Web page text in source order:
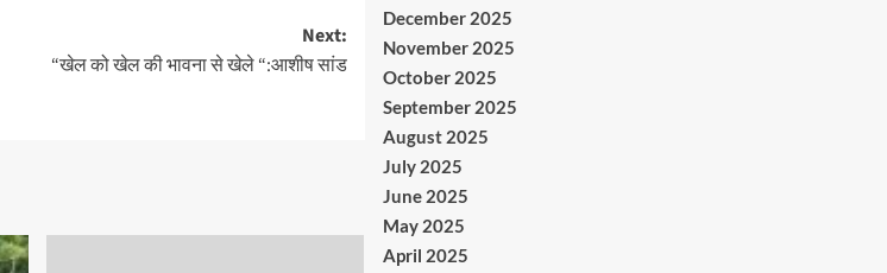
Next:
“खेल को खेल की भावना से खेले “:आशीष सांड
December 2025
November 2025
October 2025
September 2025
August 2025
July 2025
June 2025
May 2025
April 2025